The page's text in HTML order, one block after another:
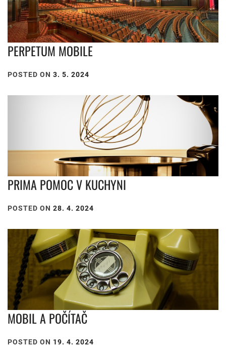
PERPETUM MOBILE
POSTED ON 3. 5. 2024
PRIMA POMOC V KUCHYNI
POSTED ON 28. 4. 2024
MOBIL A POČÍTAČ
POSTED ON 19. 4. 2024